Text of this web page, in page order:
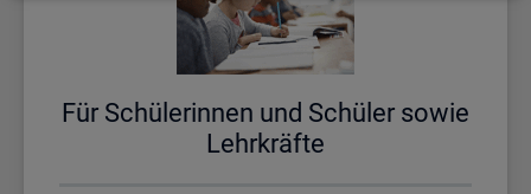
Für Schü­le­rin­nen und Schü­ler sowie
Lehr­kräf­te